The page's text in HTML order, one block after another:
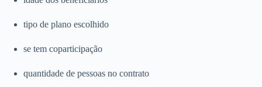
tipo de plano escolhido
se tem coparticipação
quantidade de pessoas no contrato